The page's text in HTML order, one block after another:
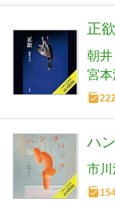
正欲
朝井
宮本
ハ
市川